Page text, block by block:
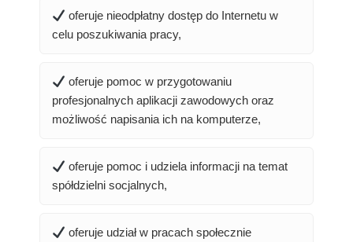
oferuje nieodpłatny dostęp do Internetu w
celu poszukiwania pracy,
oferuje pomoc w przygotowaniu
profesjonalnych aplikacji zawodowych oraz
możliwość napisania ich na komputerze,
oferuje pomoc i udziela informacji na temat
spółdzielni socjalnych,
oferuje udział w pracach społecznie